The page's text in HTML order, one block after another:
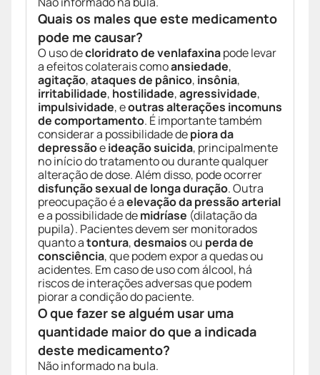
Quais os males que este medicamento
pode me causar?
O uso decloridrato de venlafaxinapode levar
a efeitos colaterais comoansiedade,
agitação,ataques de pânico, insônia,
irritabilidade, hostilidade,agressividade,
impulsividade, eoutras alterações incomuns
de comportamento. É importante também
considerar a possibilidade depiora da
depressãoeideação suicida, principalmente
no início do tratamento ou durante qualquer
alteração de dose. Além disso, pode ocorrer
disfunção sexual de longa duração. Outra
preocupação é aelevação da pressão arterial
e a possibilidade demidríase (dilatação da
pupila). Pacientes devem ser monitorados
quanto atontura,desmaiosou perda de
consciência, que podem expor a quedas ou
acidentes. Em caso de uso com álcool, há
riscos de interações adversas que podem
piorar a condição do paciente.
O que fazer se alguém usar uma
quantidade maior do que a indicada
deste medicamento?
Não informado na bula.